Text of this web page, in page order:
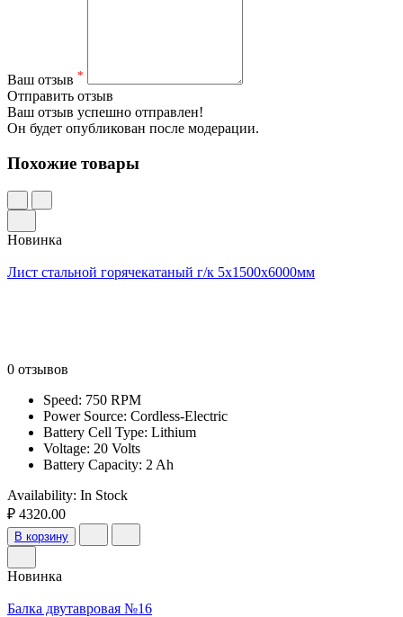
Ваш отзыв *
Отправить отзыв
Ваш отзыв успешно отправлен!
Он будет опубликован после модерации.
Похожие товары
Новинка
Лист стальной горячекатаный г/к 5х1500х6000мм
0 отзывов
Speed: 750 RPM
Power Source: Cordless-Electric
Battery Cell Type: Lithium
Voltage: 20 Volts
Battery Capacity: 2 Ah
Availability: In Stock
₽ 4320.00
В корзину
Новинка
Балка двутавровая №16